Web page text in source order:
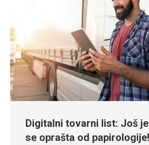
Digitalni tovarni list: Još
se oprašta od papirologije!